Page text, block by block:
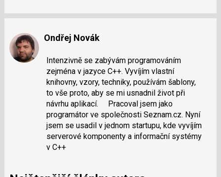
Ondřej Novák
Intenzivně se zabývám programováním
zejména v jazyce C++. Vyvíjím vlastní
knihovny, vzory, techniky, používám šablony,
to vše proto, aby se mi usnadnil život při
návrhu aplikací. Pracoval jsem jako
programátor ve společnosti Seznam.cz. Nyní
jsem se usadil v jednom startupu, kde vyvíjím
serverové komponenty a informační systémy
v C++